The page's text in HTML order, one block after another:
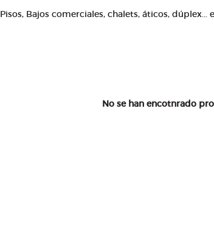
Pisos, Bajos comerciales, chalets, áticos, dúplex...
No se han encotnrado